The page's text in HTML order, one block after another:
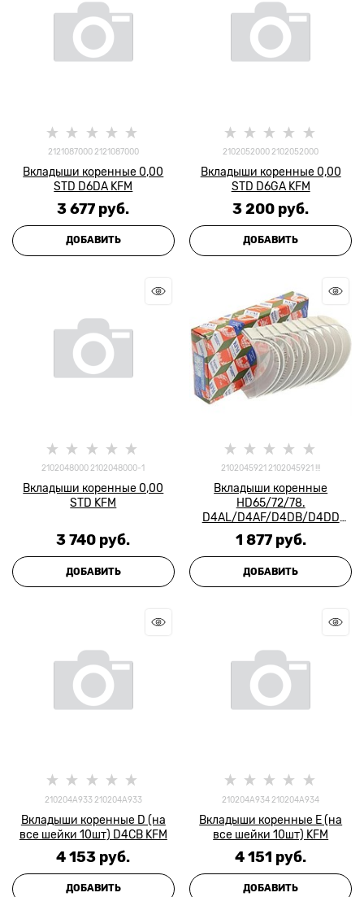
2121087000 2121087000
Вкладыши коренные 0,00
STD D6DA KFM
3 677 руб.
ДОБАВИТЬ
2102052000 2102052000
Вкладыши коренные 0,00
STD D6GA KFM
3 200 руб.
ДОБАВИТЬ
2102048000 2102048000-1
Вкладыши коренные 0,00
STD KFM
3 740 руб.
ДОБАВИТЬ
2102045921 2102045921 !!!
Вкладыши коренные
HD65/72/78.
D4AL/D4AF/D4DB/D4DD
d+0.50 комплект 10 шт KFM
1 877 руб.
ДОБАВИТЬ
210204A933 210204A933
Вкладыши коренные D (на
все шейки 10шт) D4CB KFM
4 153 руб.
ДОБАВИТЬ
210204A934 210204A934
Вкладыши коренные E (на
все шейки 10шт) KFM
4 151 руб.
ДОБАВИТЬ